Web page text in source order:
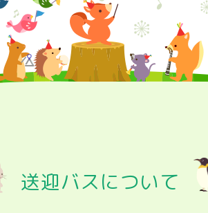
送迎バスについて